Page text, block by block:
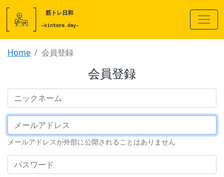
Home 会員登録
会員登録
メールアドレスが外部に公開されることはありません